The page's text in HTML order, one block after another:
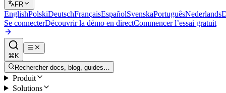
FR
EnglishPolskiDeutschFrançaisEspañolSvenskaPortuguêsNederlands
Se connecterDécouvrir la démo en directCommencer l’essai gratuit
⌘K
Rechercher docs, blog, guides…
Produit
Solutions